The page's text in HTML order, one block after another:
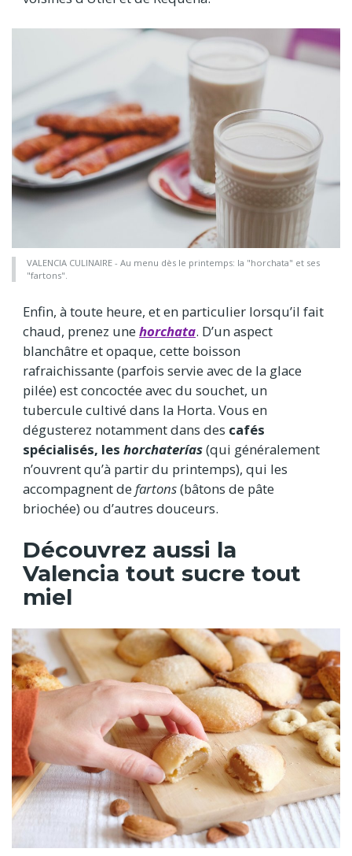
VALENCIA CULINAIRE - Au menu dès le printemps: la "horchata" et ses
"fartons".
Enfin, à toute heure, et en particulier lorsqu’il fait
chaud, prenez une horchata. D’un aspect
blanchâtre et opaque, cette boisson
rafraichissante (parfois servie avec de la glace
pilée) est concoctée avec du souchet, un
tubercule cultivé dans la Horta. Vous en
dégusterez notamment dans des cafés
spécialisés, les horchaterías(qui généralement
n’ouvrent qu’à partir du printemps), qui les
accompagnent de fartons(bâtons de pâte
briochée) ou d’autres douceurs.
Découvrez aussi la
Valencia tout sucre tout
miel